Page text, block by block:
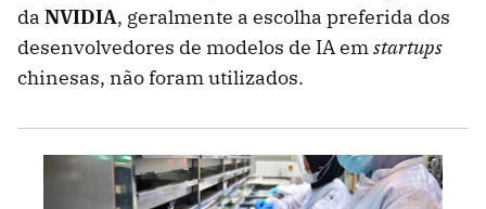
da NVIDIA, geralmente a escolha preferida dos
desenvolvedores de modelos de IA emstartups
chinesas, não foram utilizados.